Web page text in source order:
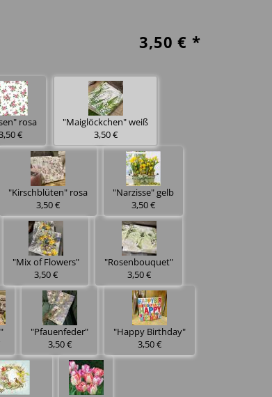
3,50 € *
rosa
€
"Maiglöckchen" weiß
3,50 €
"Kirschblüten" rosa
3,50 €
"Narzisse" gelb
3,50 €
"Mix of Flowers"
3,50 €
"Rosenbouquet"
3,50 €
"Pfauenfeder"
3,50 €
"Happy Birthday"
3,50 €